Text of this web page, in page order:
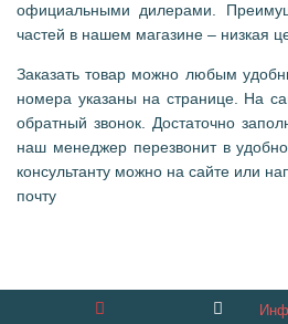
официальными дилерами.
частей в нашем магазине – низкая
Заказать товар можно любым
номера указаны на странице. На
обратный звонок. Достаточно
наш менеджер перезвонит в
консультанту можно на сайте или
почту